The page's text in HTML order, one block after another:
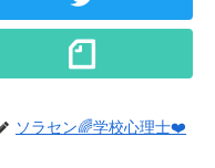
ソラセン🌈学校心理士❤️